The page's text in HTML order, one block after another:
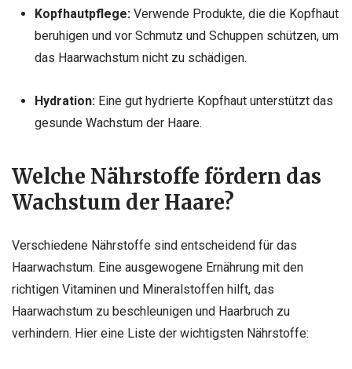
Kopfhautpflege:Verwende Produkte, die die Kopfhaut
beruhigen und vor Schmutz und Schuppen schützen, um
das Haarwachstum nicht zu schädigen.
Hydration:Eine gut hydrierte Kopfhaut unterstützt das
gesunde Wachstum der Haare.
Welche Nährstoffe fördern das
Wachstum der Haare?
Verschiedene Nährstoffe sind entscheidend für das
Haarwachstum. Eine ausgewogene Ernährung mit den
richtigen Vitaminen und Mineralstoffen hilft, das
Haarwachstum zu beschleunigen und Haarbruch zu
verhindern. Hier eine Liste der wichtigsten Nährstoffe: